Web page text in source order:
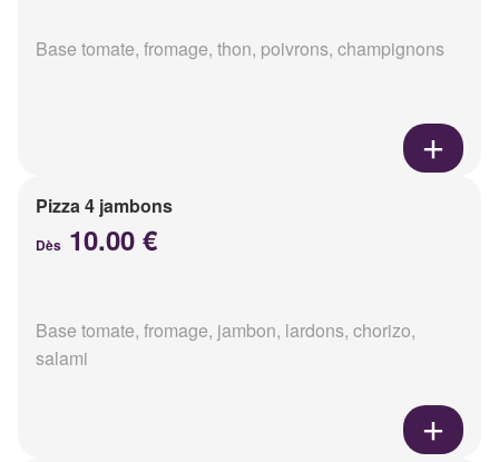
Base tomate, fromage, thon, poivrons, champignons
Pizza 4 jambons
Dès 10.00 €
Base tomate, fromage, jambon, lardons, chorizo,
salami